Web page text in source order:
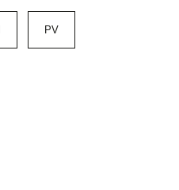
PV